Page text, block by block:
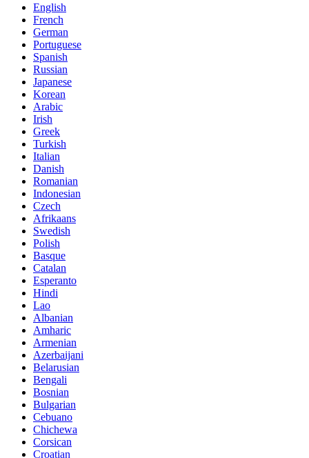
English
French
German
Portuguese
Spanish
Russian
Japanese
Korean
Arabic
Irish
Greek
Turkish
Italian
Danish
Romanian
Indonesian
Czech
Afrikaans
Swedish
Polish
Basque
Catalan
Esperanto
Hindi
Lao
Albanian
Amharic
Armenian
Azerbaijani
Belarusian
Bengali
Bosnian
Bulgarian
Cebuano
Chichewa
Corsican
Croatian